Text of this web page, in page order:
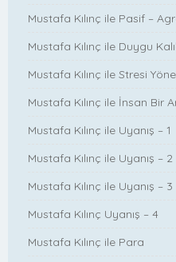
Mustafa Kılınç ile Pasif –
Mustafa Kılınç ile Duygu
Mustafa Kılınç ile Stresi
Mustafa Kılınç ile İnsan Bir
Mustafa Kılınç ile Uyanış – 1
Mustafa Kılınç ile Uyanış – 2
Mustafa Kılınç ile Uyanış – 3
Mustafa Kılınç Uyanış – 4
Mustafa Kılınç ile Para